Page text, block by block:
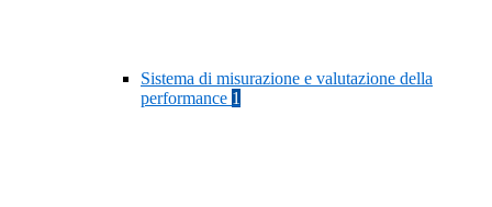
Sistema di misurazione e valutazione della
performance 1